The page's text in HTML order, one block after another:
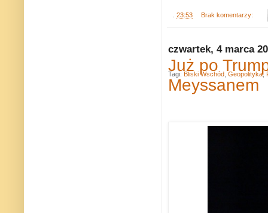
23:53 Brak komentarzy:
czwartek, 4 marca
Już po
Meyssanem
Tagi: Bliski Wschód Geopolityka,